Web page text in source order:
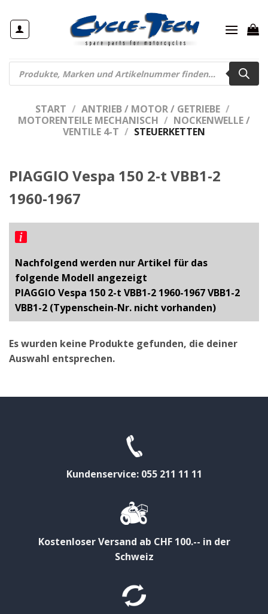
Inhalt
springen
Products
search
START / ANTRIEB / MOTOR / GETRIEBE /
MOTORENTEILE MECHANISCH / NOCKENWELLE /
VENTILE 4-T / STEUERKETTEN
PIAGGIO Vespa 150 2-t VBB1-2
1960-1967
Nachfolgend werden nur Artikel für das
folgende Modell angezeigt
PIAGGIO Vespa 150 2-t VBB1-2 1960-1967 VBB1-2
VBB1-2 (Typenschein-Nr. nicht vorhanden)
Es wurden keine Produkte gefunden, die deiner
Auswahl entsprechen.
Kundenservice: 055 211 11 11
Kostenloser Versand ab CHF 100.-- in der
Schweiz